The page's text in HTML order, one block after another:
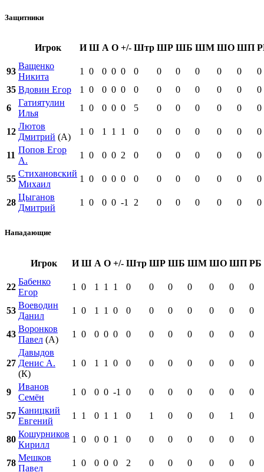
Защитники
Игрок И Ш А О +/- Штр ШР ШБ ШМ ШО ШП
93
Ващенко
Никита
1 0 0 0 0 0 0 0 0 0 0
0
35 Вдовин Егор 1 0 0 0 0 0 0 0 0 0 0
0
6
Гатиятулин
Илья
1 0 0 0 0 5 0 0 0 0 0 0
12
Лютов
Дмитрий (А)
1 0 1 1 1 0 0 0 0 0 0 0
11
Попов Егор
А.
1 0 0 0 2 0 0 0 0 0 0 0
55
Стихановский
Михаил
1 0 0 0 0 0 0 0 0 0 0 0
28
Цыганов
Дмитрий
1 0 0 0 -1 2 0 0 0 0 0 0
Нападающие
Игрок И Ш А О +/- Штр ШР ШБ ШМ ШО ШП РБ
22
Бабенко
Егор
1 0 1 1 1 0 0 0 0 0 0 0
53
Воеводин
Данил
1 0 1 1 0 0 0 0 0 0 0 0
43
Воронков
Павел (А)
1 0 0 0 0 0 0 0 0 0 0 0
27
Давыдов
Денис А.
(К)
1 0 1 1 0 0 0 0 0 0 0 0
9
Иванов
Семён
1 0 0 0 -1 0 0 0 0 0 0 0
57
Каницкий
Евгений
1 1 0 1 1 0 1 0 0 0 1 0
80
Кошурников
Кирилл
1 0 0 0 1 0 0 0 0 0 0 0
78
Мешков
Павел
1 0 0 0 0 2 0 0 0 0 0 0